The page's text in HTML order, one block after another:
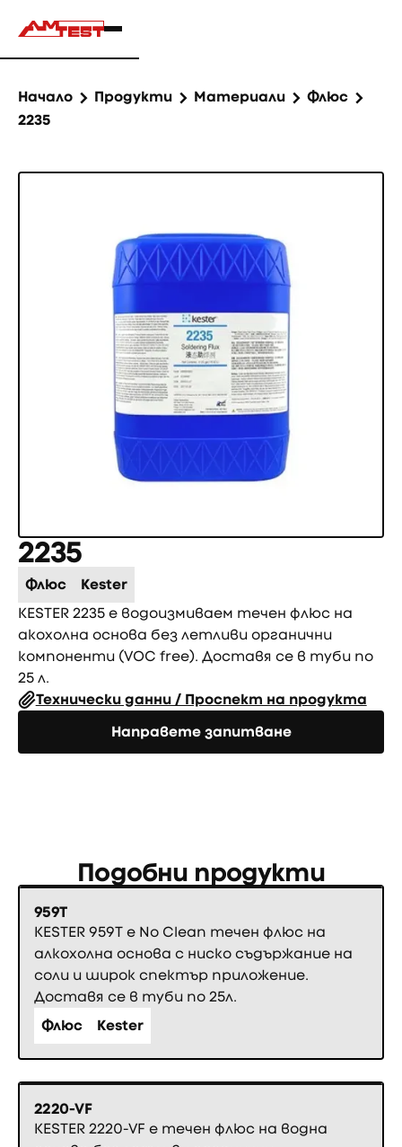
Начало Продукти Материали
Флюс
2235
2235
Флюс
Kester
KESTER 2235 е водоизмиваем течен флюс на
акохолна основа без летливи органични
компоненти (VOC free). Доставя се в туби по
25 л.
Технически данни / Проспект на продукта
Направете запитване
Направете запитване
Подобни продукти
959T
KESTER 959T е No Clean течен флюс на
алкохолна основа с ниско съдържание на
соли и широк спектър приложение.
Доставя се в туби по 25л.
Флюс
Kester
2220-VF
KESTER 2220-VF е течен флюс на водна